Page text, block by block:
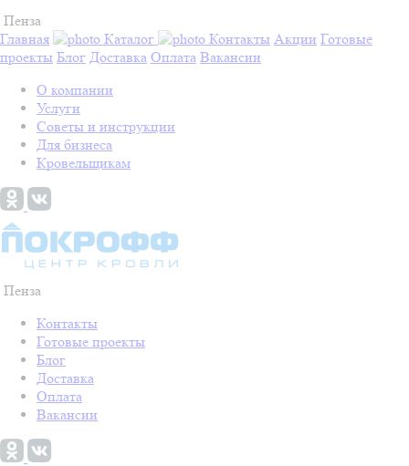
Пенза
Главная
Каталог Контакты Акции Готовые
проекты Блог Доставка Оплата Вакансии
О компании
Услуги
Советы и инструкции
Для бизнеса
Кровельщикам
Пенза
Контакты
Готовые проекты
Блог
Доставка
Оплата
Вакансии